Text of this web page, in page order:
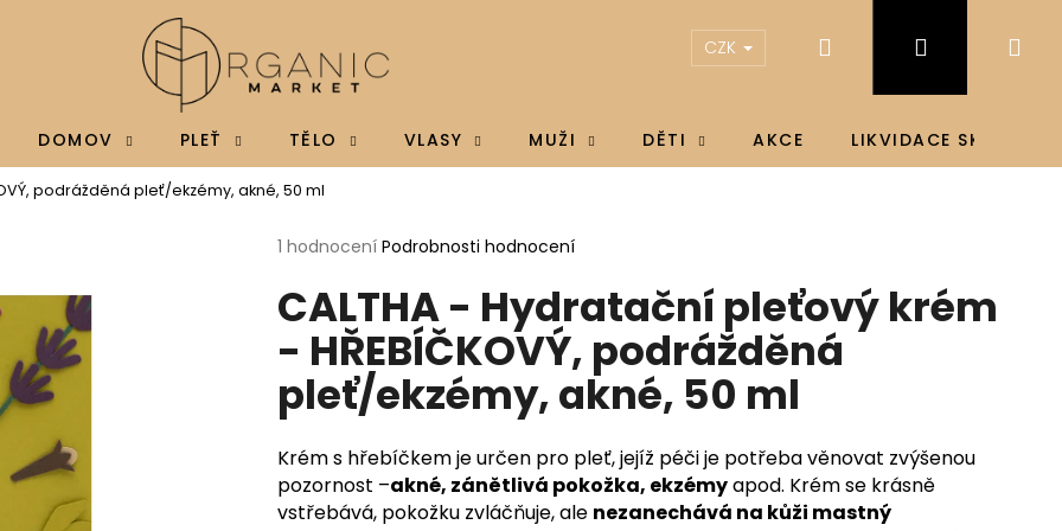
DOMOV PLEŤ TĚLO VLASY MUŽI DĚTI AKCE LIKVIDACE SKLADU
CZK Přihlášení
podrážděná pleť/ekzémy, akné, 50 ml
Průměrné
produktu
je
z
5
hvězdiček.
1 hodnocení Podrobnosti hodnocení
CALTHA - Hydratační pleťový krém
- HŘEBÍČKOVÝ, podrážděná
pleť/ekzémy, akné, 50 ml
Krém s hřebíčkem je určen pro pleť, jejíž péči je potřeba věnovat zvýšenou
pozornost –akné, zánětlivá pokožka, ekzémyapod. Krém se krásně
vstřebává, pokožku zvláčňuje, ale nezanechává na kůži mastný
Co potřebujete najít?
Doporučujeme
BRAINMAX MAGTEIN®, HOŘČÍK L- BRAINMAX VITAMIN D3 & K2®, D3 4000